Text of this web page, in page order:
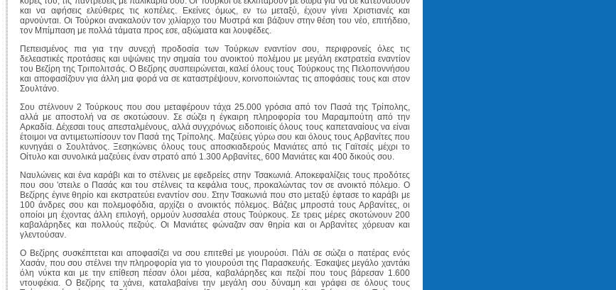
και να αφήσεις ελεύθερες τις κοπέλες. Εκείνες όμως, εν τω μεταξύ, έχουν γίνει Χριστιανές και
αρνούνται. Οι Τούρκοι ανακαλούν τον χιλίαρχο του Μυστρά και βάζουν στην θέση του νέο, επιτήδειο,
τον Μπίμπαση με πολλά τάματα προς εσε, αξιώματα και λουφέδες.
Πεπεισμένος πια για την συνεχή προδοσία των Τούρκων εναντίον σου, περιφρονείς όλες τις
δελεαστικές προτάσεις και υψώνεις την σημαία του ανοικτού πολέμου με μεγάλη εκστρατεία εναντίον
του Βεζίρη της Τριπολιτσάς. Ο Βεζίρης συσπειρώνεται, καλεί όλους τους Τούρκους της Πελοποννήσου
και αποφασίζουν για άλλη μια φορά να σε καταστρέψουν, κοινοποιώντας τις αποφάσεις τους και στον
Σουλτάνο.
Σου στέλνουν 2 Τούρκους που σου μεταφέρουν τάχα 25.000 γρόσια από τον Πασά της Τρίπολης,
αλλά με αποστολή να σε σκοτώσουν. Σε σώζει η έγκαιρη πληροφορία του Μαραμπούτη από την
Αρκαδία. Δέχεσαι τους απεσταλμένους, αλλά συγχρόνως ειδοποιείς όλους τους καπεταναίους να είναι
έτοιμοι να αντιμετωπίσουν τον Πασά της Τρίπολης. Μαζεύεις γύρω σου και όλους τους Αρβανίτες που
κυνηγάει ο Σουλτάνος. Ξεσηκώνεις όλους τους αποσκιαδερούς Μανιάτες από τις Γαϊτσές μέχρι το
Οίτυλο και συνολικά μαζεύεις έναν στρατό από 1.300 Αρβανίτες, 600 Μανιάτες και 400 δικούς σου.
Ναυλώνεις και ένα καράβι και το στέλνεις με εφεδρείες στην Τσακωνιά. Αποκεφαλίζεις τους προδότες
που σου 'στειλε ο Πασάς και του στέλνεις τα κεφάλια τους, προκαλώντας τον σε ανοικτό πόλεμο. Ο
Βεζίρης έγινε θηρίο και εκστρατεύει εναντίον σου. Στην Τσακωνιά που στο μεταξύ έφτασε το καράβι με
100 άνδρες σου και πολεμοφόδια, αρχίζει ο ανοικτός πόλεμος. Βάζεις μπροστά τους Αρβανίτες, οι
οποίοι μη έχοντας άλλη επιλογή, ορμούν λυσσαλέα στους Τούρκους. Σε τρεις μέρες σκοτώνουν 200
καβαλάρηδες και πολλούς πεζούς. Οι Μανιάτες φώναζαν σαν θηρία και οι Αρβανίτες χόρευαν και
γλεντούσαν.
Ο Βεζίρης συσκέπτεται και αποφασίζει να σου επιτεθεί με γιουρούσι. Πάλι σε σώζει ο πατέρας ενός
Χασάν, που σου στέλνει την πληροφορία για το γιουρούσι της Παρασκευής. Έσκαψες μεγάλο χαντάκι
όλη νύκτα και με την επίθεση πέσαν όλοι μέσα, καβαλάρηδες και πεζοί που τους βάρεσαν 1.600
ντουφέκια. Ο Βεζίρης τα χάνει, καταλαβαίνει την μεγάλη σου δύναμη και γράφει σε όλους τους